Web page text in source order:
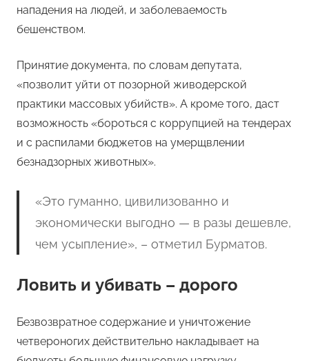
нападения на людей, и заболеваемость
бешенством.
Принятие документа, по словам депутата,
«позволит уйти от позорной живодерской
практики массовых убийств». А кроме того, даст
возможность «бороться с коррупцией на тендерах
и с распилами бюджетов на умерщвлении
безнадзорных животных».
«Это гуманно, цивилизованно и
экономически выгодно — в разы дешевле,
чем усыпление», – отметил Бурматов.
Ловить и убивать – дорого
Безвозвратное содержание и уничтожение
четвероногих действительно накладывает на